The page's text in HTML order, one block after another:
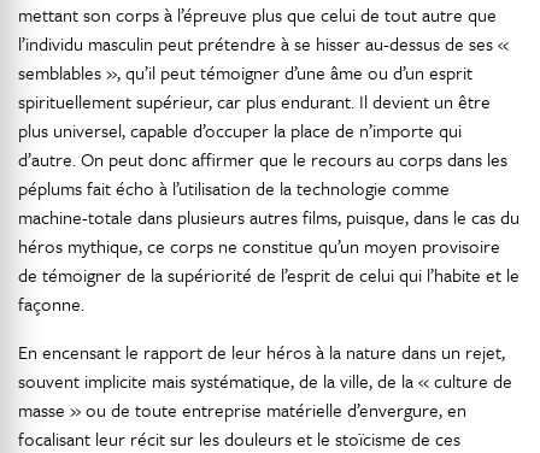
mettant son corps à l’épreuve plus que celui de tout autre que
l’individu masculin peut prétendre à se hisser au-dessus de ses «
semblables », qu’il peut témoigner d’une âme ou d’un esprit
spirituellement supérieur, car plus endurant. Il devient un être
plus universel, capable d’occuper la place de n’importe qui
d’autre. On peut donc affirmer que le recours au corps dans les
péplums fait écho à l’utilisation de la technologie comme
machine-totale dans plusieurs autres films, puisque, dans le cas du
héros mythique, ce corps ne constitue qu’un moyen provisoire
de témoigner de la supériorité de l’esprit de celui qui l’habite et le
façonne.
En encensant le rapport de leur héros à la nature dans un rejet,
souvent implicite mais systématique, de la ville, de la « culture de
masse » ou de toute entreprise matérielle d’envergure, en
focalisant leur récit sur les douleurs et le stoïcisme de ces